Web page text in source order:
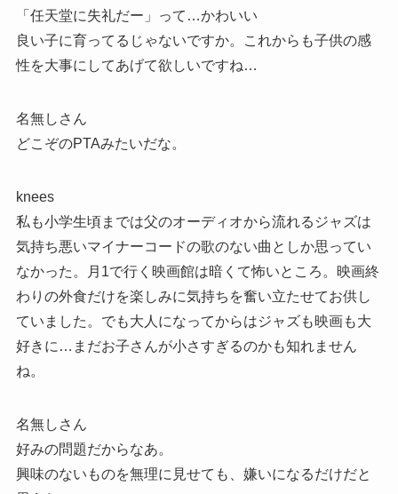
「任天堂に失礼だー」って…かわいい
良い子に育ってるじゃないですか。これからも子供の感
性を大事にしてあげて欲しいですね…
名無しさん
どこぞのPTAみたいだな。
knees
私も小学生頃までは父のオーディオから流れるジャズは
気持ち悪いマイナーコードの歌のない曲としか思ってい
なかった。月1で行く映画館は暗くて怖いところ。映画終
わりの外食だけを楽しみに気持ちを奮い立たせてお供し
ていました。でも大人になってからはジャズも映画も大
好きに…まだお子さんが小さすぎるのかも知れません
ね。
名無しさん
好みの問題だからなあ。
興味のないものを無理に見せても、嫌いになるだけだと